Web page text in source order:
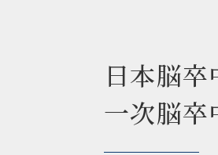
日本脳
一次脳卒